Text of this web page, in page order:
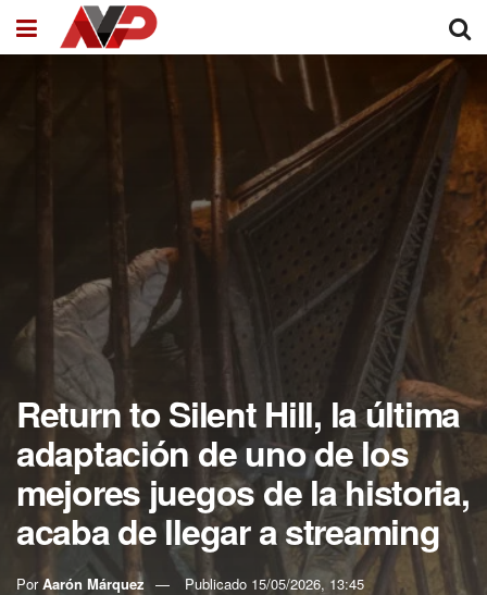
Return to Silent Hill, la última
adaptación de uno de los
mejores juegos de la historia,
acaba de llegar a streaming
Por Aarón Márquez Publicado 15/05/2026, 13:45